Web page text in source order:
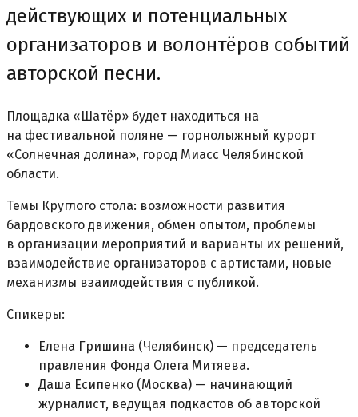
действующих и потенциальных
организаторов и волонтёров событий
авторской песни.
Площадка «Шатёр» будет находиться на
на фестивальной поляне — горнолыжный курорт
«Солнечная долина», город Миасс Челябинской
области.
Темы Круглого стола: возможности развития
бардовского движения, обмен опытом, проблемы
в организации мероприятий и варианты их решений,
взаимодействие организаторов с артистами, новые
механизмы взаимодействия с публикой.
Спикеры:
Елена Гришина (Челябинск) — председатель
правления Фонда Олега Митяева.
Даша Есипенко (Москва) — начинающий
журналист, ведущая подкастов об авторской